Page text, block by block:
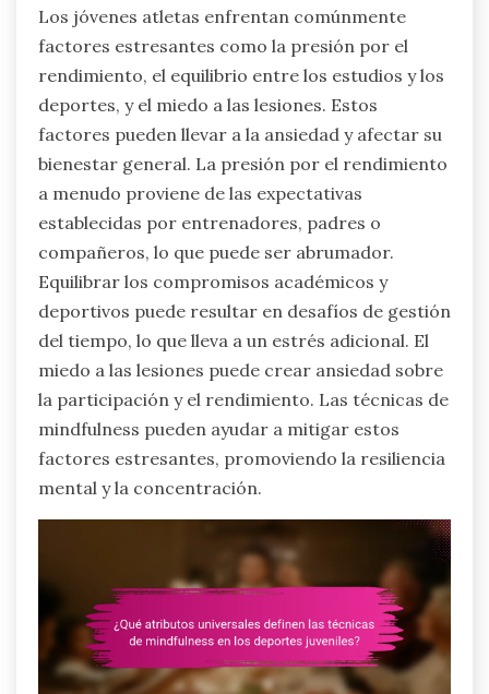
Los jóvenes atletas enfrentan comúnmente
factores estresantes como la presión por el
rendimiento, el equilibrio entre los estudios y los
deportes, y el miedo a las lesiones. Estos
factores pueden llevar a la ansiedad y afectar su
bienestar general. La presión por el rendimiento
a menudo proviene de las expectativas
establecidas por entrenadores, padres o
compañeros, lo que puede ser abrumador.
Equilibrar los compromisos académicos y
deportivos puede resultar en desafíos de gestión
del tiempo, lo que lleva a un estrés adicional. El
miedo a las lesiones puede crear ansiedad sobre
la participación y el rendimiento. Las técnicas de
mindfulness pueden ayudar a mitigar estos
factores estresantes, promoviendo la resiliencia
mental y la concentración.